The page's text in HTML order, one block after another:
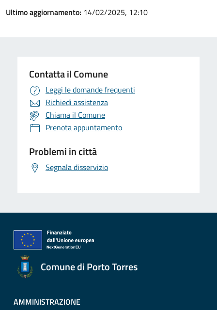
Ultimo aggiornamento: 14/02/2025, 12:10
Contatta il Comune
Leggi le domande frequenti
Richiedi assistenza
Chiama il Comune
Prenota appuntamento
Problemi in città
Segnala disservizio
Comune di Porto Torres
AMMINISTRAZIONE